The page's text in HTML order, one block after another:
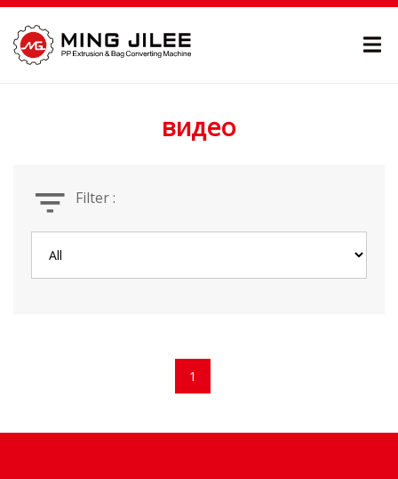
видео
Filter :
1